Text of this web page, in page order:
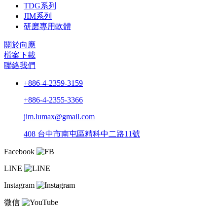
TDG系列
JIM系列
研磨專用軟體
關於向應
檔案下載
聯絡我們
+886-4-2359-3159
+886-4-2355-3366
jim.lumax@gmail.com
408 台中市南屯區精科中二路11號
Facebook
LINE
Instagram
微信